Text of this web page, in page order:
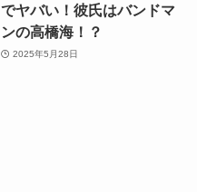
でヤバい！彼氏はバンドマ
ンの高橋海！？
2025年5月28日